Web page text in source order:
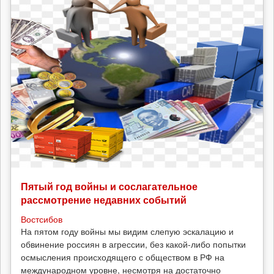
Пятый год войны и сослагательное
рассмотрение недавних событий
Востсибов
На пятом году войны мы видим слепую эскалацию и
обвинение россиян в агрессии, без какой-либо попытки
осмысления происходящего с обществом в РФ на
международном уровне, несмотря на достаточно